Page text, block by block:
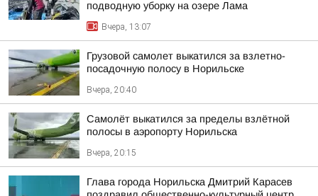
подводную уборку на озере Лама
Вчера, 13:07
Грузовой самолет выкатился за взлетно-
посадочную полосу в Норильске
Вчера, 20:40
Самолёт выкатился за пределы взлётной
полосы в аэропорту Норильска
Вчера, 20:15
Глава города Норильска Дмитрий Карасев